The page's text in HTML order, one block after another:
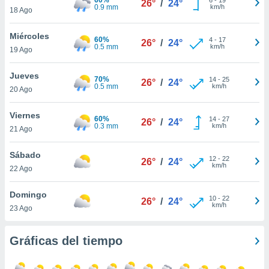
más
nuestra
y
de
disponible
cookies
aceptar
18 Ago
0.9 mm
26° / 24°
km/h
Miércoles
19 Ago
60%
0.5 mm
26° / 24° 4- 17
km/h
Jueves
20 Ago
70%
0.5 mm
26° / 24° 14- 25
km/h
Viernes
21 Ago
60%
0.3 mm
26° / 24° 14- 27
km/h
Sábado
22 Ago
26° / 24° 12- 22
km/h
Domingo
23 Ago
26° / 24° 10- 22
km/h
Gráficas del tiempo